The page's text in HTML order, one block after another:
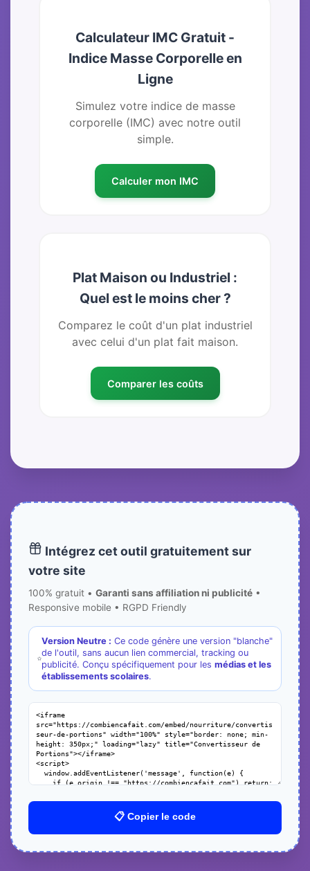
Calculateur IMC Gratuit -
Indice Masse Corporelle en
Ligne
Simulez votre indice de masse
corporelle (IMC) avec notre outil
simple.
Calculer mon IMC
Plat Maison ou Industriel :
Quel est le moins cher ?
Comparez le coût d'un plat industriel
avec celui d'un plat fait maison.
Comparer les coûts
Intégrez cet outil gratuitement sur
votre site
100% gratuit • Garanti sans affiliation ni publicité •
Responsive mobile • RGPD Friendly
Version Neutre : Ce code génère une version "blanche"
de l'outil, sans aucun lien commercial, tracking ou
publicité. Conçu spécifiquement pour les médias et les
établissements scolaires.
📋 Copier le code